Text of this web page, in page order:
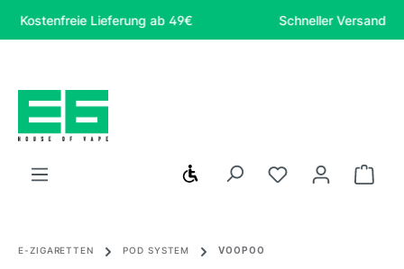
Zum Hauptinhalt springen
Lieferung ab 49€ Schneller Versand
Werkzeugleiste anzeigen
Du hast 0
E-ZIGARETTEN POD SYSTEM VOOPOO